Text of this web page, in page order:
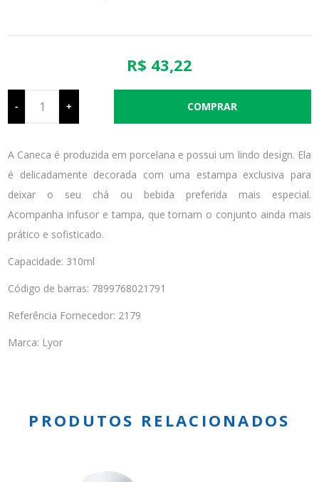
R$ 43,22
- +
A Caneca é produzida em porcelana e possui um lindo design. Ela
é delicadamente decorada com uma estampa exclusiva para
deixar o seu chá ou bebida preferida mais especial.
Acompanha infusor e tampa, que tornam o conjunto ainda mais
prático e sofisticado.
Capacidade: 310ml
Código de barras: 7899768021791
Referência Fornecedor: 2179
Marca: Lyor
PRODUTOS RELACIONADOS